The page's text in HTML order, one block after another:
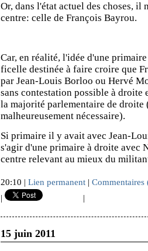
Or, dans l'état actuel des choses, il
centre: celle de François Bayrou.
Car, en réalité, l'idée d'une
ficelle destinée à faire croire que
par Jean-Louis Borloo ou Hervé
sans contestation possible à droite
la majorité parlementaire de droite
malheureusement nécessaire).
Si primaire il y avait avec Jean-
s'agir d'une primaire à droite avec
centre relevant au mieux du
20:10 | Lien permanent | Commentaires
|
|
15 juin 2011